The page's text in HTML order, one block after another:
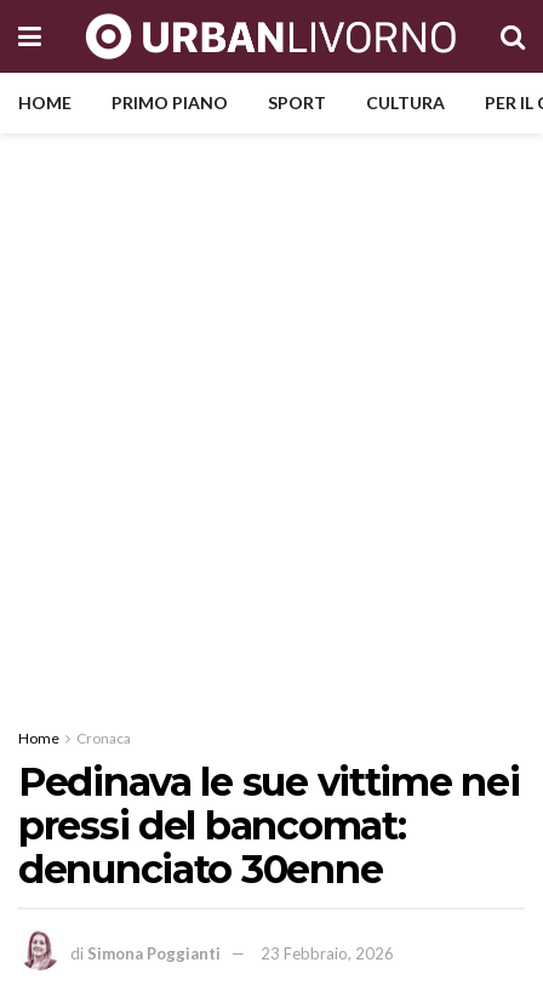
HOME PRIMO PIANO SPORT CULTURA PER
Home Cronaca
Pedinava le sue vittime nei
pressi del bancomat:
denunciato 30enne
di Simona Poggianti 23 Febbraio, 2026